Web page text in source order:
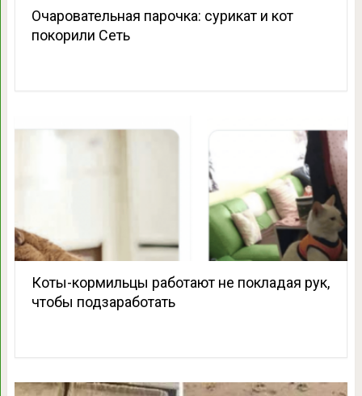
Очаровательная парочка: сурикат и кот
покорили Сеть
Коты-кормильцы работают не покладая рук,
чтобы подзаработать